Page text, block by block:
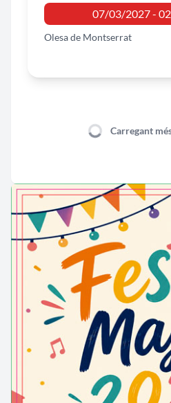
07/03/2027 -
Olesa de Montserrat
Fira de
Molins de Rei
26/09/
Molins de Rei